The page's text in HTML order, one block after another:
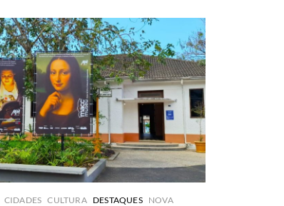
CIDADES CULTURA DESTAQUES
NOVA